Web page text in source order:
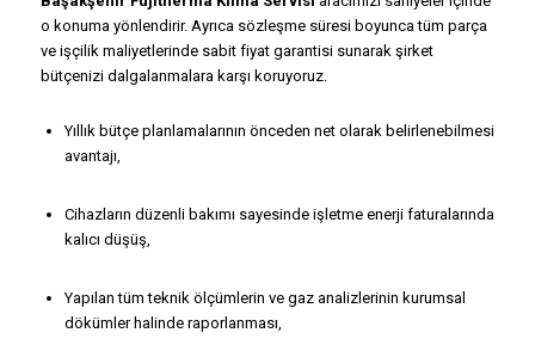
o konuma yönlendirir. Ayrıca sözleşme süresi boyunca tüm parça
ve işçilik maliyetlerinde sabit fiyat garantisi sunarak şirket
bütçenizi dalgalanmalara karşı koruyoruz.
Yıllık bütçe planlamalarının önceden net olarak belirlenebilmesi
avantajı,
Cihazların düzenli bakımı sayesinde işletme enerji faturalarında
kalıcı düşüş,
Yapılan tüm teknik ölçümlerin ve gaz analizlerinin kurumsal
dökümler halinde raporlanması,